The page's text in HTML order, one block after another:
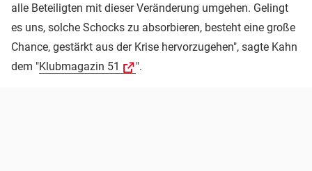
alle Beteiligten mit dieser Veränderung umgehen. Gelingt
es uns, solche Schocks zu absorbieren, besteht eine große
Chance, gestärkt aus der Krise hervorzugehen", sagte Kahn
dem "Klubmagazin 51 ".